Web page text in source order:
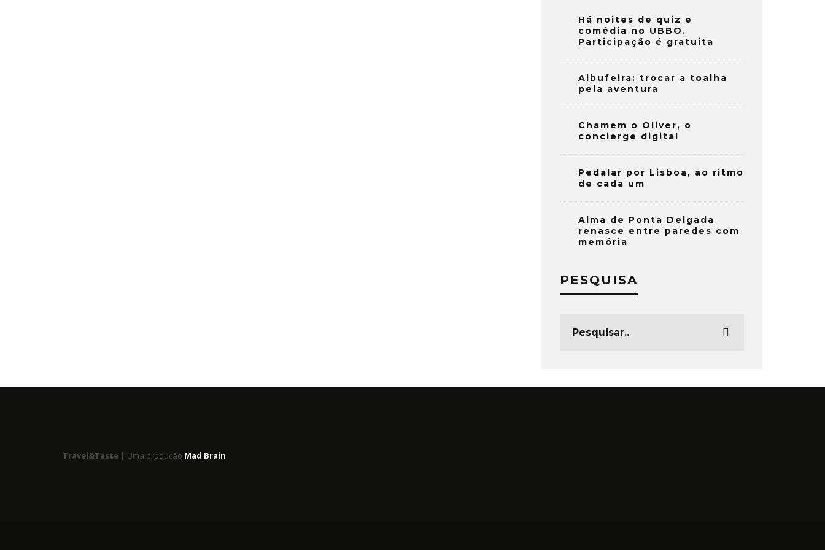
Há noites de quiz e
comédia no UBBO.
Participação é gratuita
Albufeira: trocar a toalha
pela aventura
Chamem o Oliver, o
concierge digital
Pedalar por Lisboa, ao ritmo
de cada um
Alma de Ponta Delgada
renasce entre paredes com
memória
PESQUISA
Travel&Taste | Uma produção Mad Brain